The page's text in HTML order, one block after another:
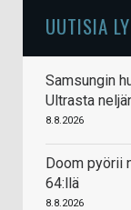
UUTISIA
Samsungin
Ultrasta
8.8.2026
Doom pyörii
64:llä
8.8.2026